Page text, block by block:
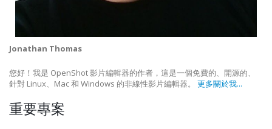
Jonathan Thomas
您好！我是 OpenShot 影片編輯器的作者，這是一個免費的、開源的、
針對 Linux、Mac 和 Windows 的非線性影片編輯器。 更多關於我...
重要專案